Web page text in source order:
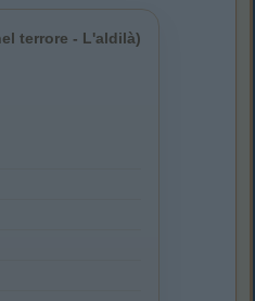
terrore - L'aldilà)